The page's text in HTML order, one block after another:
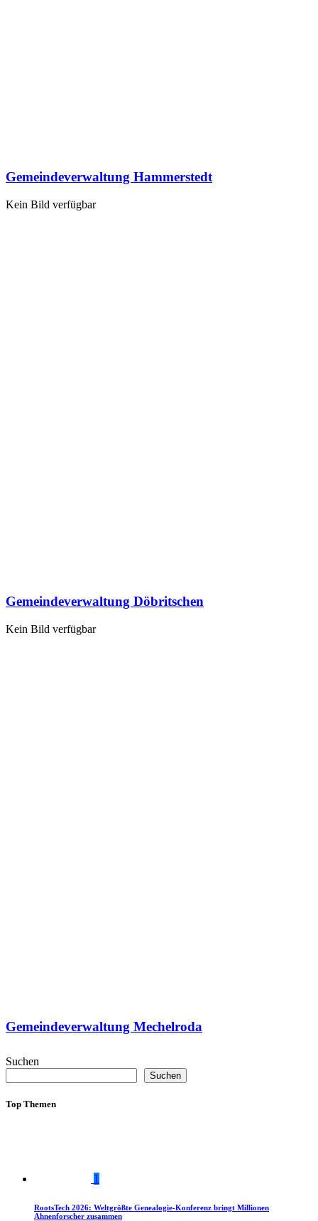
Gemeindeverwaltung Hammerstedt
Kein Bild verfügbar
Gemeindeverwaltung Döbritschen
Kein Bild verfügbar
Gemeindeverwaltung Mechelroda
Suchen
Suchen
Top Themen
1
RootsTech 2026: Weltgrößte Genealogie-Konferenz bringt Millionen
Ahnenforscher zusammen